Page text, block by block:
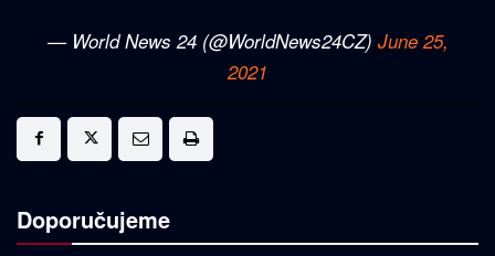
— World News 24 (@WorldNews24CZ) June 25,
2021
Doporučujeme